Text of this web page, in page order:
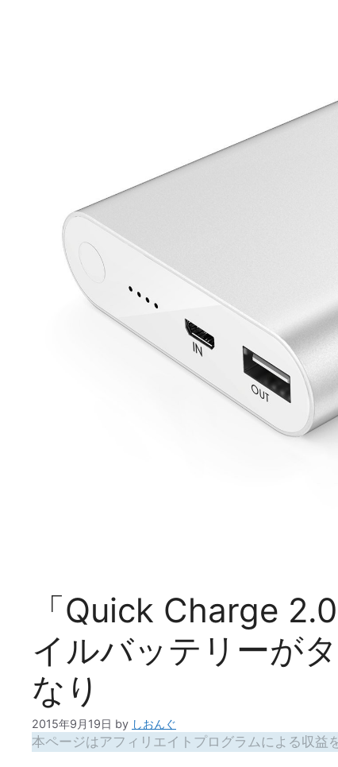
「Quick Charge
イルバッテリーが
なり
2015年9月19日 by しおんぐ
本ページはアフィリエイトプログラムによる収益